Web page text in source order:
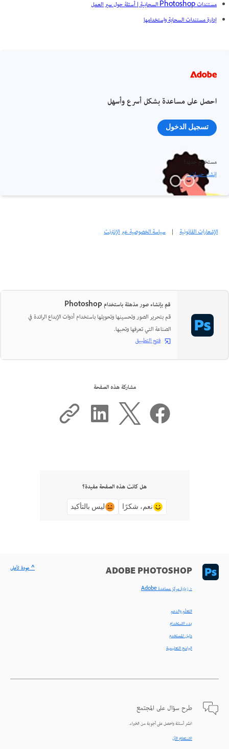
مستندات Photoshop السحابية | أسئلة حول سير العمل
إدارة مستندات السحابة واستخدامها
احصل على مساعدة بشكل أسرع وأسهل
تسجيل الدخول
مستخدم جديد؟
إنشاء حساب ›
الإشعارات القانونية | سياسة الخصوصية عبر الإنترنت
قم بإنشاء صور مذهلة باستخدام Photoshop
قم بتحرير الصور وتحسينها وتحويلها باستخدام أدوات الإبداع الرائدة في
الصناعة التي تعرفها وتحبها.
فتح التطبيق
مشاركة هذه الصفحة
هل كانت هذه الصفحة مفيدة؟
نعم، شكرًا ليس بالتأكيد
ADOBE PHOTOSHOP
< زيارة مركز مساعدة Adobe
التعلّم والدعم
بدء الاستخدام
دليل المستخدم
البرامج التعليمية
طرح سؤال على المجتمع
انشر أسئلة واحصل على أجوبة من الخبراء.
الاستعلام الآن
^ عودة لأعلى